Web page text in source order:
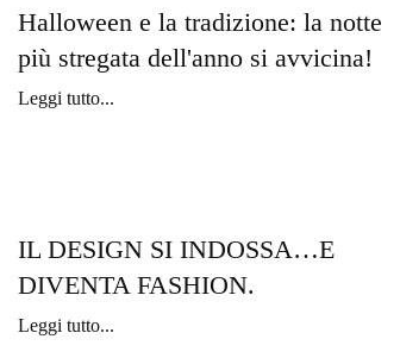
Halloween e la tradizione: la notte
più stregata dell'anno si avvicina!
Leggi tutto...
IL DESIGN SI INDOSSA…E
DIVENTA FASHION.
Leggi tutto...